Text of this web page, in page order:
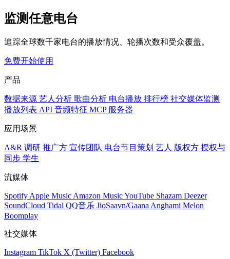
监测任意电台
追踪全球数千家电台的播放情况、轮播次数和受众覆盖。
免费开始使用
产品
数据来源 艺人分析 歌曲分析 电台播放 排行榜 社交媒体监测
播放列表 API 音频特征 MCP 服务器
应用场景
A&R 调研 推广方 宣传团队 电台节目策划 艺人 版权方 授权与
同步 学生
流媒体
Spotify Apple Music Amazon MusicYouTube Shazam Deezer
SoundCloud Tidal QQ音乐 JioSaavn/Gaana Anghami Melon
Boomplay
社交媒体
Instagram TikTok X (Twitter) Facebook